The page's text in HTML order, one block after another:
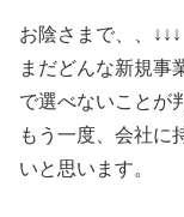
お陰さまで、、↓↓↓
まだどんな新規事
で選べないことが
もう一度、会社に
いと思います。